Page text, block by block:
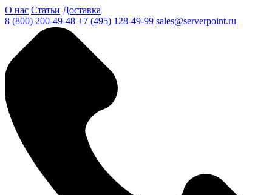
О нас Статьи Доставка
8 (800) 200-49-48 +7 (495) 128-49-99 sales@serverpoint.ru